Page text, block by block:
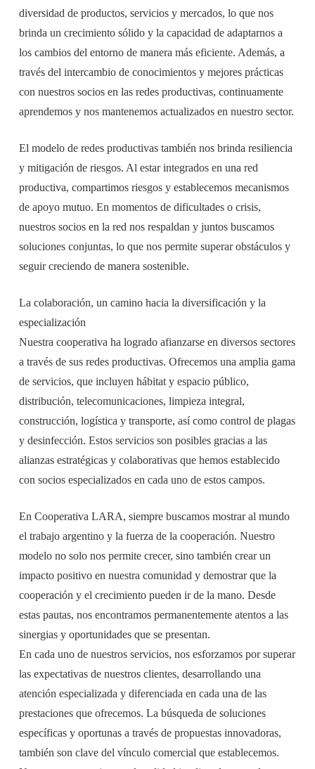
diversidad de productos, servicios y mercados, lo que nos
brinda un crecimiento sólido y la capacidad de adaptarnos a
los cambios del entorno de manera más eficiente. Además, a
través del intercambio de conocimientos y mejores prácticas
con nuestros socios en las redes productivas, continuamente
aprendemos y nos mantenemos actualizados en nuestro sector.
El modelo de redes productivas también nos brinda resiliencia
y mitigación de riesgos. Al estar integrados en una red
productiva, compartimos riesgos y establecemos mecanismos
de apoyo mutuo. En momentos de dificultades o crisis,
nuestros socios en la red nos respaldan y juntos buscamos
soluciones conjuntas, lo que nos permite superar obstáculos y
seguir creciendo de manera sostenible.
La colaboración, un camino hacia la diversificación y la
especialización
Nuestra cooperativa ha logrado afianzarse en diversos sectores
a través de sus redes productivas. Ofrecemos una amplia gama
de servicios, que incluyen hábitat y espacio público,
distribución, telecomunicaciones, limpieza integral,
construcción, logística y transporte, así como control de plagas
y desinfección. Estos servicios son posibles gracias a las
alianzas estratégicas y colaborativas que hemos establecido
con socios especializados en cada uno de estos campos.
En Cooperativa LARA, siempre buscamos mostrar al mundo
el trabajo argentino y la fuerza de la cooperación. Nuestro
modelo no solo nos permite crecer, sino también crear un
impacto positivo en nuestra comunidad y demostrar que la
cooperación y el crecimiento pueden ir de la mano. Desde
estas pautas, nos encontramos permanentemente atentos a las
sinergias y oportunidades que se presentan.
En cada uno de nuestros servicios, nos esforzamos por superar
las expectativas de nuestros clientes, desarrollando una
atención especializada y diferenciada en cada una de las
prestaciones que ofrecemos. La búsqueda de soluciones
específicas y oportunas a través de propuestas innovadoras,
también son clave del vínculo comercial que establecemos.